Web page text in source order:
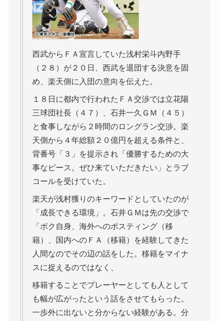
西武からＦＡ宣言していた浅村栄斗内野手
（２８）が２０日、西武を退団する決意を固
め、楽天側に入団の意向を伝えた。
１８日に都内で行われたＦＡ交渉では立花陽
三球団社長（４７）、石井一久ＧＭ（４５）
と食事しながら２時間のロングラン交渉。楽
天側から４年総額２０億円を超える条件と、
背番号「３」を提示され「優勝するための大
事なピース。ぜひ来ていただきたい」とラブ
コールを受けていた。
楽天が浅村獲りのキーワードとしていたのが
「成長できる環境」。石井ＧＭは先の交渉で
「ボク自身、海外へのポスティング（移
籍）、国内へのＦＡ（移籍）を経験してきた
人間なのでその辺の話をした。移籍をマイナ
スに捉えるのではなく、
移籍することでプレーヤーとしても人として
も幅が広がったという話をさせてもらった。
一歩外に出ないと分からない経験がある。分